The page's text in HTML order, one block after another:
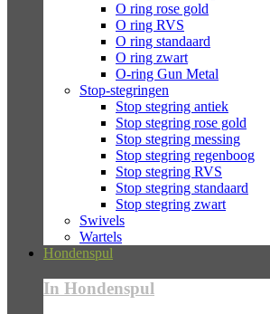
O ring rose gold
O ring RVS
O ring standaard
O ring zwart
O-ring Gun Metal
Stop-stegringen
Stop stegring antiek
Stop stegring rose gold
Stop stegring messing
Stop stegring regenboog
Stop stegring RVS
Stop stegring standaard
Stop stegring zwart
Swivels
Wartels
Hondenspul
In Hondenspul